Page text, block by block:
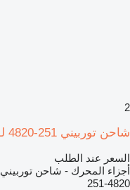
2
شاحن توربيني 251-4820 لـ حفارة Caterpillar C15
السعر عند الطلب
أجزاء المحرك - شاحن توربيني
251-4820